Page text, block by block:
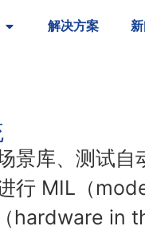
解决方案
景库、测试自
行 MIL（
hardware in